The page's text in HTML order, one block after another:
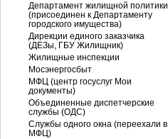
Департамент жилищной политики
(присоединен к Департаменту
городского имущества)
Дирекции единого заказчика
(ДЕЗы, ГБУ Жилищник)
Жилищные инспекции
Мосэнергосбыт
МФЦ (центр госуслуг Мои
документы)
Объединенные диспетчерские
службы (ОДС)
Службы одного окна (переехали в
МФЦ)